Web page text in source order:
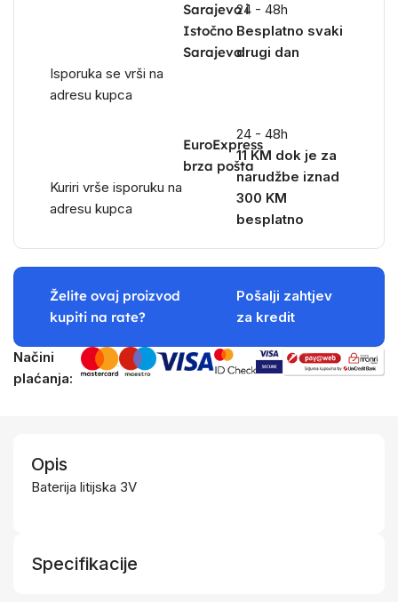
Sarajevo i
Istočno
Sarajevo
Isporuka se vrši na
adresu kupca
24 - 48h
Besplatno svaki
drugi dan
EuroExpress
brza pošta
Kuriri vrše isporuku na
adresu kupca
24 - 48h
11 KM dok je za
narudžbe iznad
300 KM
besplatno
Želite ovaj proizvod
kupiti na rate?
Pošalji zahtjev
za kredit
Načini
plaćanja:
Opis
Baterija litijska 3V
Specifikacije